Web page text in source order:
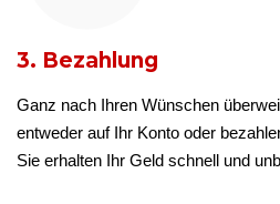
3. Bezahlung
Ganz nach Ihren Wünschen
entweder auf Ihr Konto oder
Sie erhalten Ihr Geld schnell und